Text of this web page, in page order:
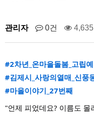
관리자 0건 4,635
#2차년_온마을돌봄_고립
#김제시_사랑의열매_신풍
#마을이야기_27번째
"언제 피었데요? 이름도 몰